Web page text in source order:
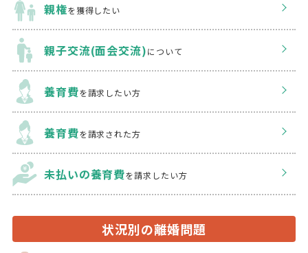
親権を獲得したい
親子交流(面会交流)について
養育費を請求したい方
養育費を請求された方
未払いの養育費を請求したい方
状況別の離婚問題